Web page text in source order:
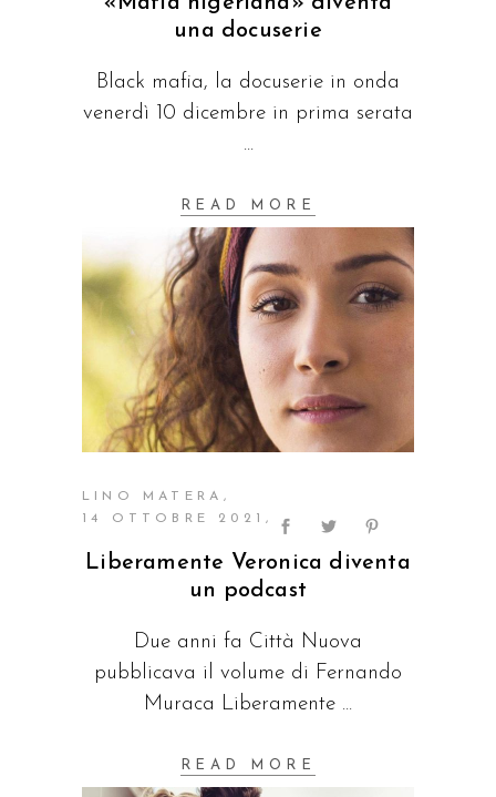
una docuserie
Black mafia, la docuserie in onda
venerdì 10 dicembre in prima serata
READ MORE
LINO MATERA
14 OTTOBRE 2021
Liberamente Veronica diventa
un podcast
Due anni fa Città Nuova
pubblicava il volume di Fernando
Muraca Liberamente
READ MORE